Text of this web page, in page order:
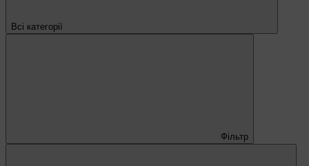
Всі категорії
Фільтр